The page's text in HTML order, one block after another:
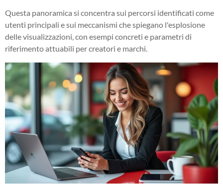
Questa panoramica si concentra sui percorsi identificati come
utenti principali e sui meccanismi che spiegano l'esplosione
delle visualizzazioni, con esempi concreti e parametri di
riferimento attuabili per creatori e marchi.